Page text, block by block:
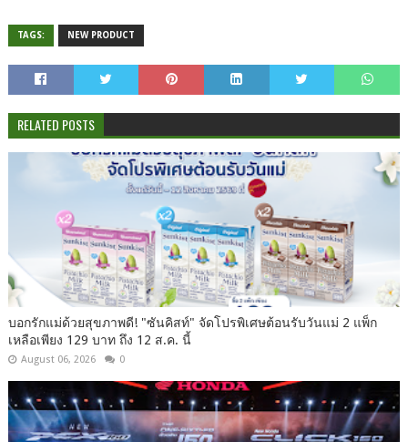
TAGS: NEW PRODUCT
RELATED POSTS
บอกรักแม่ด้วยสุขภาพดี! "ซันคิสท์" จัดโปรพิเศษต้อนรับวันแม่ 2 แพ็ก
เหลือเพียง 129 บาท ถึง 12 ส.ค. นี้
August 06, 2026 0